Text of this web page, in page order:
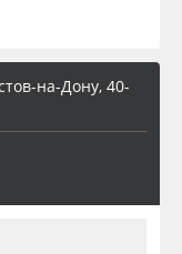
на-Дону, 40-